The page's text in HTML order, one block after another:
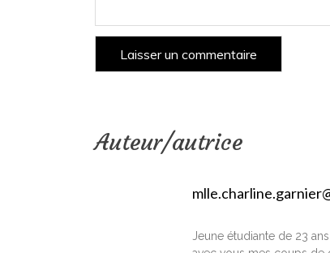
Auteur/autrice
Jeune étudiante de 23